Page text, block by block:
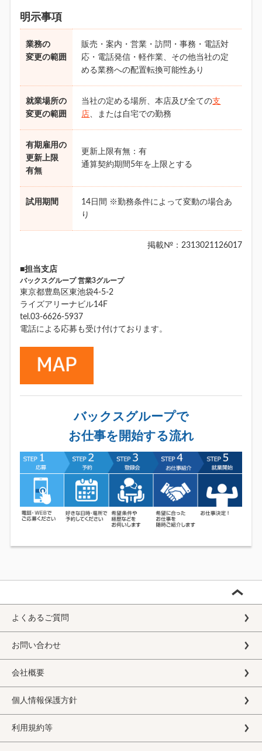
明示事項
業務の
変更の範囲
販売・案内・営業・訪問・事務・電話対
応・電話発信・軽作業、その他当社の定
める業務への配置転換可能性あり
就業場所の
変更の範囲
当社の定める場所、本店及び全ての支
店、または自宅での勤務
有期雇用の
更新上限
有無
更新上限有無：有
通算契約期間5年を上限とする
試用期間
14日間 ※勤務条件によって変動の場合あ
り
掲載№：2313021126017
■担当支店
バックスグループ 営業3グループ
東京都豊島区東池袋4-5-2
ライズアリーナビル14F
tel.03-6626-5937
電話による応募も受け付けております。
バックスグループで
お仕事を開始する流れ
よくあるご質問
お問い合わせ
会社概要
個人情報保護方針
利用規約等